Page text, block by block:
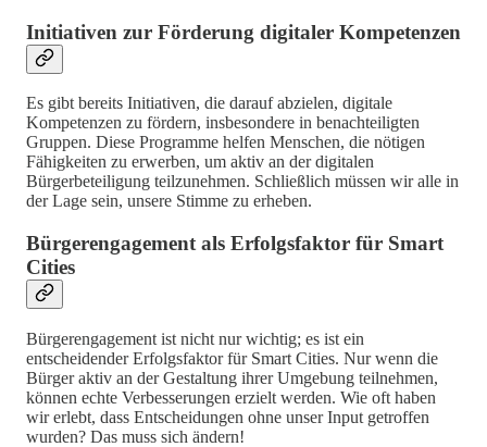
Initiativen zur Förderung digitaler Kompetenzen
Es gibt bereits Initiativen, die darauf abzielen, digitale
Kompetenzen zu fördern, insbesondere in benachteiligten
Gruppen. Diese Programme helfen Menschen, die nötigen
Fähigkeiten zu erwerben, um aktiv an der digitalen
Bürgerbeteiligung teilzunehmen. Schließlich müssen wir alle in
der Lage sein, unsere Stimme zu erheben.
Bürgerengagement als Erfolgsfaktor für Smart
Cities
Bürgerengagement ist nicht nur wichtig; es ist ein
entscheidender Erfolgsfaktor für Smart Cities. Nur wenn die
Bürger aktiv an der Gestaltung ihrer Umgebung teilnehmen,
können echte Verbesserungen erzielt werden. Wie oft haben
wir erlebt, dass Entscheidungen ohne unser Input getroffen
wurden? Das muss sich ändern!